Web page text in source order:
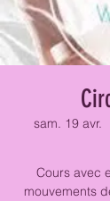
sam. 19 avr.
  |
Cours avec
mouvements